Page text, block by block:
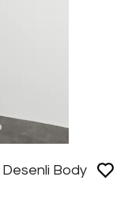
Desenli Body